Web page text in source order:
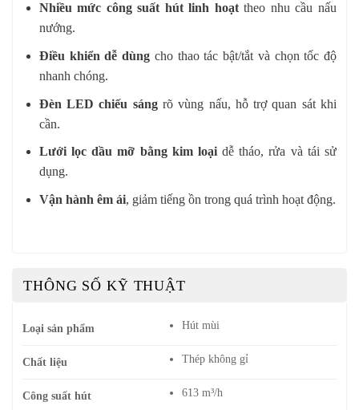
Nhiều mức công suất hút linh hoạttheo nhu cầu nấu
nướng.
Điều khiển dễ dùng cho thao tác bật/tắt và chọn tốc độ
nhanh chóng.
Đèn LED chiếu sángrõ vùng nấu, hỗ trợ quan sát khi
cần.
Lưới lọc dầu mỡ bằng kim loạidễ tháo, rửa và tái sử
dụng.
Vận hành êm ái, giảm tiếng ồn trong quá trình hoạt động.
THÔNG SỐ KỸ THUẬT
Loại sản phẩm Hút mùi
Chất liệu Thép không gỉ
Công suất hút 613 m³/h